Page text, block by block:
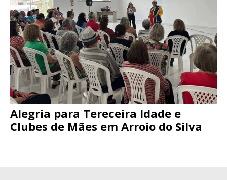
Alegria para Tereceira Idade e
Clubes de Mães em Arroio do Silva